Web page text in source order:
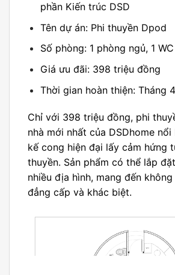
phần Kiến trúc DSD
Tên dự án: Phi thuyền Dpod
Số phòng: 1 phòng ngủ, 1 WC
Giá ưu đãi: 398 triệu đồng
Thời gian hoàn thiện: Tháng
Chỉ với 398 triệu đồng, phi
nhà mới nhất của DSDhome
kế cong hiện đại lấy cảm hứng
thuyền. Sản phẩm có thể lắp
nhiều địa hình, mang đến
đẳng cấp và khác biệt.